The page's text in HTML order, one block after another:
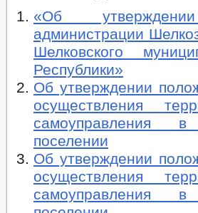
«Об
администрации
Шелковского
Республики»
Об утверждении
осуществления
самоуправления в
поселении
Об утверждении
осуществления
самоуправления в